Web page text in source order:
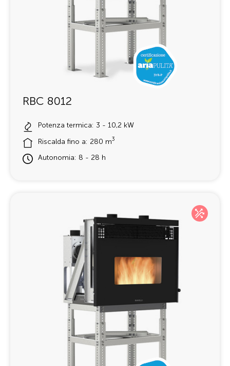
RBC 8012
Potenza termica: 3 - 10,2 kW
Riscalda fino a: 280 m3
Autonomia: 8 - 28 h